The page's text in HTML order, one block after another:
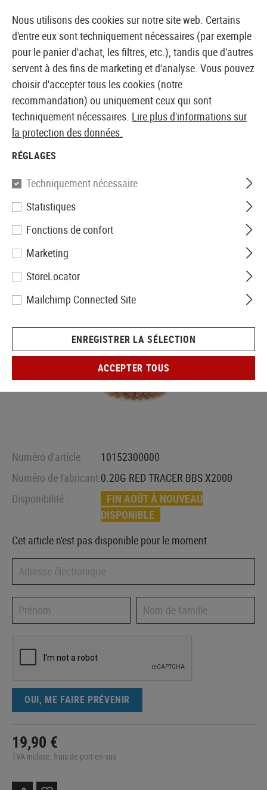
BOUTIQUE ET GROSSISTE EUROPÉEN AIRSOFT
Accueil Accessoires d'Airsoft Munitions Tracer
Madbull
0.20g Red Tracer Precision
2000rds
Numéro d'article:
10152300000
Numéro de fabricant:0.20G RED TRACER BBS X2000
Disponibilité :
FIN AOÛT À NOUVEAU
DISPONIBLE
Cet article n'est pas disponible pour le moment.
OUI, ME FAIRE PRÉVENIR
19,90 €
TVA incluse, frais de port en sus
Nous utilisons des cookies sur notre site web. Certains
d'entre eux sont techniquement nécessaires (par exemple
pour le panier d'achat, les filtres, etc.), tandis que d'autres
servent à des fins de marketing et d'analyse. Vous pouvez
choisir d'accepter tous les cookies (notre
recommandation) ou uniquement ceux qui sont
techniquement nécessaires. Lire plus d'informations sur
la protection des données.
RÉGLAGES
Techniquement nécessaire
Statistiques
Fonctions de confort
Marketing
StoreLocator
Mailchimp Connected Site
ENREGISTRER LA SÉLECTION
ACCEPTER TOUS